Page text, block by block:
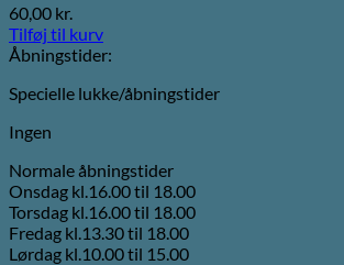
60,00 kr.
Tilføj til kurv
Åbningstider:
Specielle lukke/åbningstider
Ingen
Normale åbningstider
Onsdag kl.16.00 til 18.00
Torsdag kl.16.00 til 18.00
Fredag kl.13.30 til 18.00
Lørdag kl.10.00 til 15.00